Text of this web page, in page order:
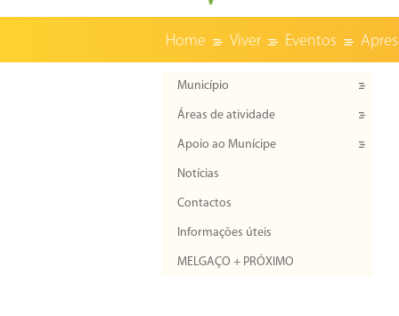
Home Viver Eventos
Município
Áreas de atividade
Apoio ao Munícipe
Notícias
Contactos
Informações úteis
MELGAÇO + PRÓXIMO